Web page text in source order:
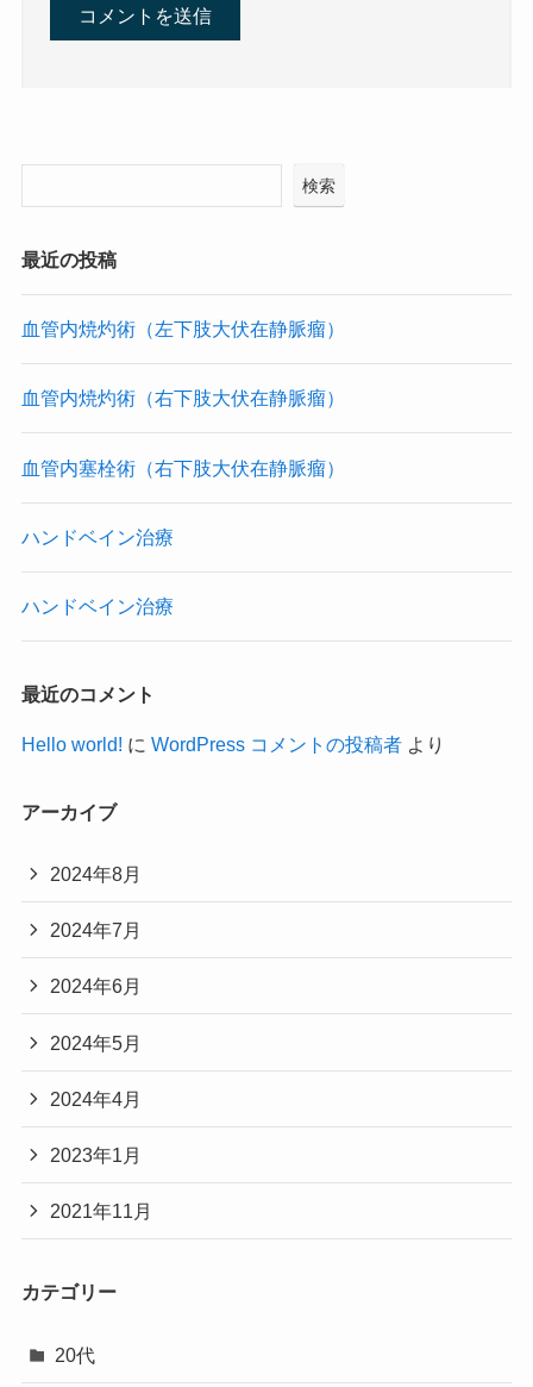
検索
最近の投稿
血管内焼灼術（左下肢大伏在静脈瘤）
血管内焼灼術（右下肢大伏在静脈瘤）
血管内塞栓術（右下肢大伏在静脈瘤）
ハンドベイン治療
ハンドベイン治療
最近のコメント
Hello world! に WordPress コメントの投稿者より
アーカイブ
2024年8月
2024年7月
2024年6月
2024年5月
2024年4月
2023年1月
2021年11月
カテゴリー
20代